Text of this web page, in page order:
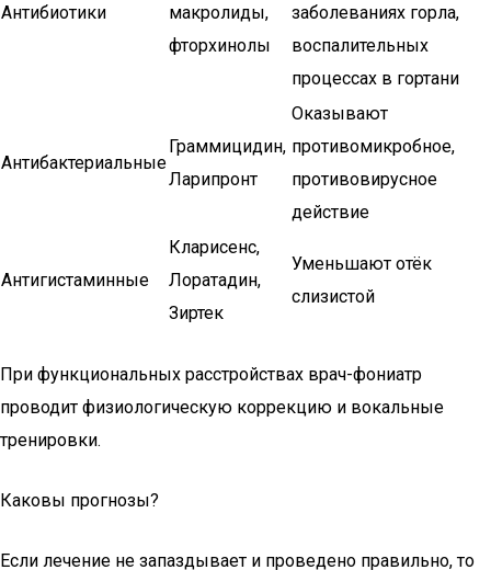
Антибиотики
макролиды,
фторхинолы
заболеваниях горла,
воспалительных
процессах в гортани
Антибактериальные
Граммицидин,
Ларипронт
Оказывают
противомикробное,
противовирусное
действие
Антигистаминные
Кларисенс,
Лоратадин,
Зиртек
Уменьшают отёк
слизистой
При функциональных расстройствах врач-фониатр
проводит физиологическую коррекцию и вокальные
тренировки.
Каковы прогнозы?
Если лечение не запаздывает и проведено правильно, то